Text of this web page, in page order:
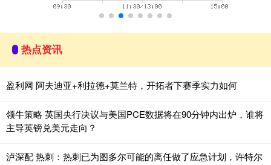
热点资讯
盈利网 阿夫迪亚+利拉德+莫兰特，开拓者下赛季实力如何
领牛策略 英国央行决议与美国PCE数据将在90分钟内出炉，谁将
主导英镑兑美元走向？
泸深配 热刺：热刺已为图多尔可能的离任做了应急计划，许特尔